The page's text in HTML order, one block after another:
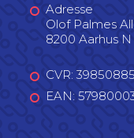
Adresse
Olof Palmes
8200 Aarhus N
CVR: 39850885
EAN: